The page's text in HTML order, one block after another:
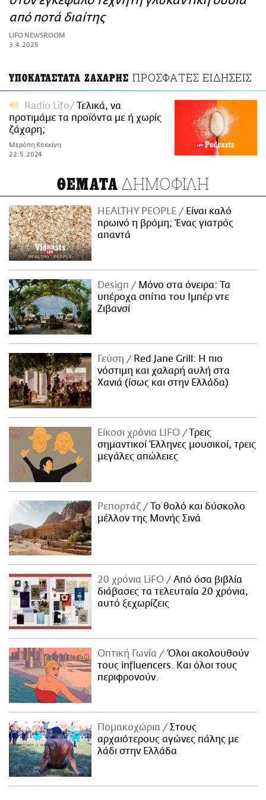
ΑΜΠΑ
PRINT
από ποτά διαίτης
LIFO NEWSROOM
3.4.2025
ΥΠΟΚΑΤΑΣΤΑΤΑ ΖΑΧΑΡΗΣ ΠΡΟΣΦΑΤΕΣ ΕΙΔΗΣΕΙΣ
Radio Lifo
Τελικά, να
προτιμάμε τα προϊόντα με ή χωρίς
ζάχαρη;
Μερόπη Κοκκίνη
22.5.2024
ΘΕΜΑΤΑ ΔΗΜΟΦΙΛΗ
HEALTHY PEOPLE
Είναι καλό
πρωινό η βρόμη; Ένας γιατρός
απαντά
Design
Μόνο στα όνειρα: Τα
υπέροχα σπίτια του Ιμπέρ ντε
Ζιβανσί
Γεύση
Red Jane Grill: Η πιο
νόστιμη και χαλαρή αυλή στα
Χανιά (ίσως και στην Ελλάδα)
Είκοσι χρόνια LIFO
Tρεις
σημαντικοί Έλληνες μουσικοί, τρεις
μεγάλες απώλειες
Ρεπορτάζ
Το θολό και δύσκολο
μέλλον της Μονής Σινά
20 χρόνια LiFO
Από όσα βιβλία
διάβασες τα τελευταία 20 χρόνια,
αυτό ξεχωρίζεις
Οπτική Γωνία
Όλοι ακολουθούν
τους influencers. Και όλοι τους
περιφρονούν.
Πομακοχώρια
Στους
αρχαιότερους αγώνες πάλης με
λάδι στην Ελλάδα